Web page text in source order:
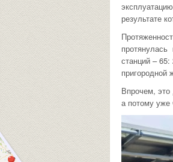
результате
станций –
пригородной
Впрочем, это
а потому уже